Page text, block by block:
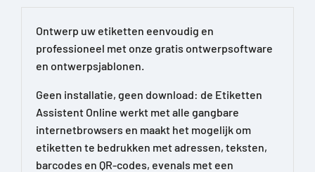
Ontwerp uw etiketten eenvoudig en
professioneel met onze gratis ontwerpsoftware
en ontwerpsjablonen.
Geen installatie, geen download: de Etiketten
Assistent Online werkt met alle gangbare
internetbrowsers en maakt het mogelijk om
etiketten te bedrukken met adressen, teksten,
barcodes en QR-codes, evenals met een